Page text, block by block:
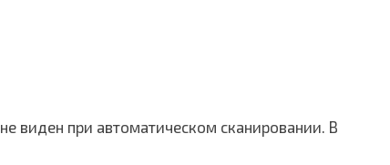
виден при автоматическом сканировании. В